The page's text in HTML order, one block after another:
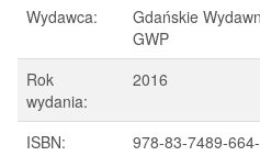
Wydawca:
Gdańskie
GWP
Rok
wydania:
2016
ISBN: 978-83-7489-